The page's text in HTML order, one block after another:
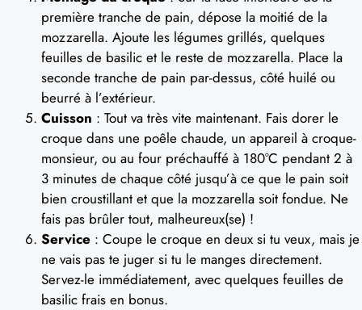
première tranche de pain, dépose la moitié de la
mozzarella. Ajoute les légumes grillés, quelques
feuilles de basilic et le reste de mozzarella. Place la
seconde tranche de pain par-dessus, côté huilé ou
beurré à l’extérieur.
Cuisson : Tout va très vite maintenant. Fais dorer le
croque dans une poêle chaude, un appareil à croque-
monsieur, ou au four préchauffé à 180°C pendant 2 à
3 minutes de chaque côté jusqu’à ce que le pain soit
bien croustillant et que la mozzarella soit fondue. Ne
fais pas brûler tout, malheureux(se) !
Service : Coupe le croque en deux si tu veux, mais je
ne vais pas te juger si tu le manges directement.
Servez-le immédiatement, avec quelques feuilles de
basilic frais en bonus.